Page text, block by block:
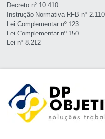
Decreto nº 10.410
Instrução Normativa RFB nº 2.110
Lei Complementar nº 123
Lei Complementar nº 150
Lei nº 8.212